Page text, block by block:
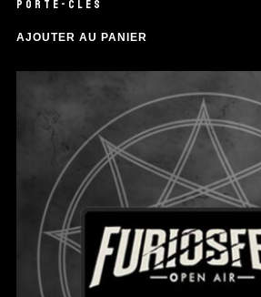
PORTE-CLÉS
AJOUTER AU PANIER